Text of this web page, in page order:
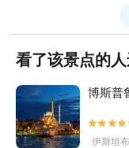
看了该景点的
博斯普
伊斯坦